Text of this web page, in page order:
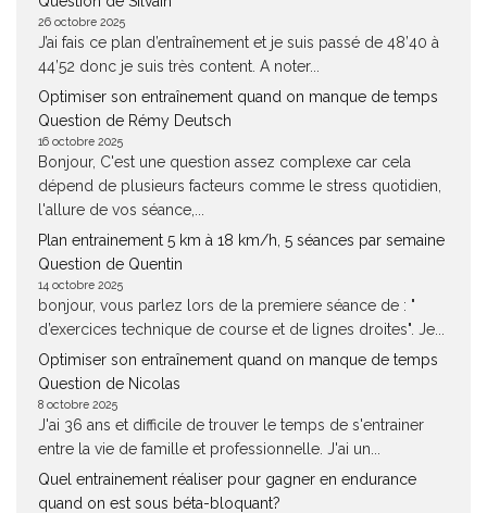
26 octobre 2025
J’ai fais ce plan d’entraînement et je suis passé de 48’40 à
44’52 donc je suis très content. A noter...
Optimiser son entraînement quand on manque de temps
Question de Rémy Deutsch
16 octobre 2025
Bonjour, C'est une question assez complexe car cela
dépend de plusieurs facteurs comme le stress quotidien,
l'allure de vos séance,...
Plan entrainement 5 km à 18 km/h, 5 séances par semaine
Question de Quentin
14 octobre 2025
bonjour, vous parlez lors de la premiere séance de : "
d’exercices technique de course et de lignes droites". Je...
Optimiser son entraînement quand on manque de temps
Question de Nicolas
8 octobre 2025
J'ai 36 ans et difficile de trouver le temps de s'entrainer
entre la vie de famille et professionnelle. J'ai un...
Quel entrainement réaliser pour gagner en endurance
quand on est sous béta-bloquant?